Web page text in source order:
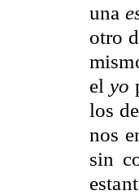
una
otro
el yo
los
nos
sin